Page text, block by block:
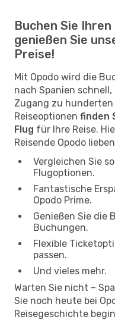
Buchen Sie
genießen Sie
Preise!
Mit Opodo wird die
nach Spanien
Zugang zu
Reiseoptionen finden
Flug für Ihre Reise.
Reisende Opodo
Vergleichen Sie
Flugoptionen.
Fantastische
Opodo Prime.
Genießen Sie die
Buchungen.
Flexible
passen.
Und vieles mehr.
Warten Sie nicht –
Sie noch heute bei
Reisegeschichte